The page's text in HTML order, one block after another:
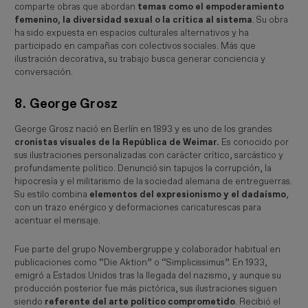
comparte obras que abordan temas como el empoderamiento
femenino, la diversidad sexual o la crítica al sistema. Su obra
ha sido expuesta en espacios culturales alternativos y ha
participado en campañas con colectivos sociales. Más que
ilustración decorativa, su trabajo busca generar conciencia y
conversación.
8. George Grosz
George Grosz nació en Berlín en 1893 y es uno de los grandes
cronistas visuales de la República de Weimar. Es conocido por
sus ilustraciones personalizadas con carácter crítico, sarcástico y
profundamente político. Denunció sin tapujos la corrupción, la
hipocresía y el militarismo de la sociedad alemana de entreguerras.
Su estilo combina elementos del expresionismo y el dadaísmo,
con un trazo enérgico y deformaciones caricaturescas para
acentuar el mensaje.
Fue parte del grupo Novembergruppe y colaborador habitual en
publicaciones como “Die Aktion” o “Simplicissimus”. En 1933,
emigró a Estados Unidos tras la llegada del nazismo, y aunque su
producción posterior fue más pictórica, sus ilustraciones siguen
siendo referente del arte político comprometido. Recibió el